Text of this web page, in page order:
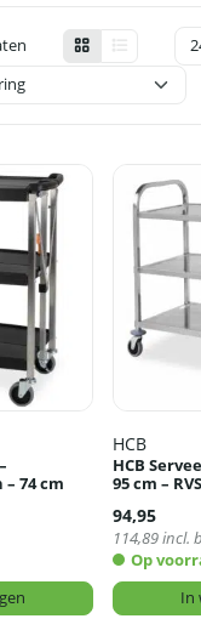
74 cm
HCB
HCB
95 cm – RVS
94,95
114,89incl.
Op
In